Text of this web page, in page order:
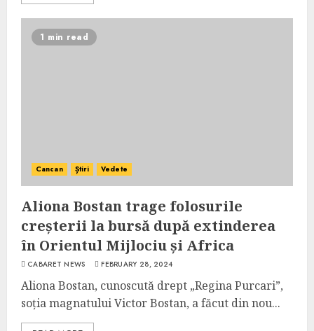
1 min read
Cancan Știri Vedete
Aliona Bostan trage folosurile
creșterii la bursă după extinderea
în Orientul Mijlociu și Africa
CABARET NEWS FEBRUARY 28, 2024
Aliona Bostan, cunoscută drept „Regina Purcari”,
soția magnatului Victor Bostan, a făcut din nou...